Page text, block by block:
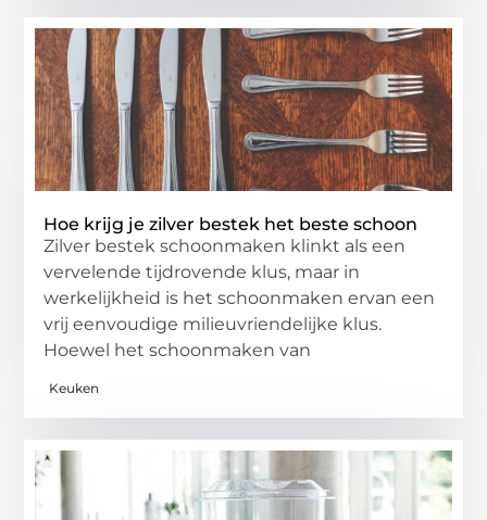
Hoe krijg je zilver bestek het beste schoon
Zilver bestek schoonmaken klinkt als een
vervelende tijdrovende klus, maar in
werkelijkheid is het schoonmaken ervan een
vrij eenvoudige milieuvriendelijke klus.
Hoewel het schoonmaken van
Keuken